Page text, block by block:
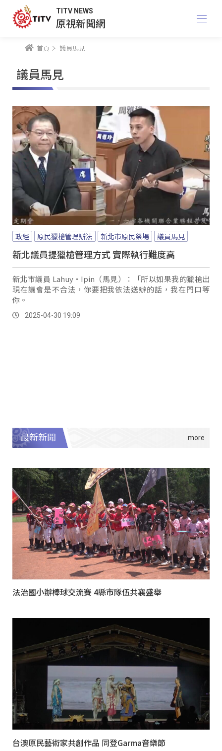
TITV NEWS
原視新聞網
首頁 議員馬見
議員馬見
政經 原民獵槍管理辦法 新北市原民祭場 議員馬見
新北議員提獵槍管理方式 實際執行難度高
新北市議員 Lahuy‧Ipin（馬見）：「所以如果我的獵槍出
現在議會是不合法，你要把我依法送辦的話，我在門口等
你。
2025-04-30 19:09
最新新聞
法治國小辦棒球交流賽 4縣市隊伍共襄盛舉
台澳原民藝術家共創作品 同登Garma音樂節